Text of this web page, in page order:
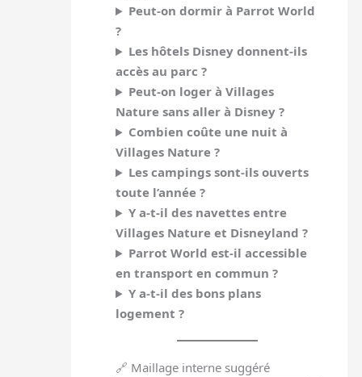
Peut-on dormir à Parrot World
?
Les hôtels Disney donnent-ils
accès au parc ?
Peut-on loger à Villages
Nature sans aller à Disney ?
Combien coûte une nuit à
Villages Nature ?
Les campings sont-ils ouverts
toute l’année ?
Y a-t-il des navettes entre
Villages Nature et Disneyland ?
Parrot World est-il accessible
en transport en commun ?
Y a-t-il des bons plans
logement ?
🔗 Maillage interne suggéré